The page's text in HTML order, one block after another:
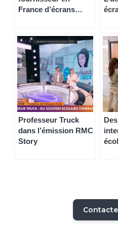
France d’écrans
vidéoprojecteurs
interactifs
Professeur Truck
dans l’émission RMC
Story